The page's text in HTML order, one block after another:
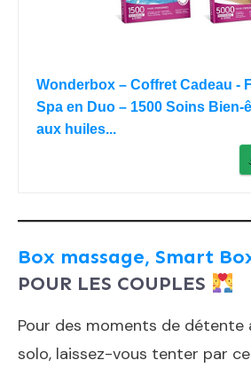
Wonderbox – Coffret Cadeau -
Spa en Duo – 1500 Soins Bien-
aux huiles...
Box massage, Smart
POUR LES COUPLES
Pour des moments de détente
solo, laissez-vous tenter par